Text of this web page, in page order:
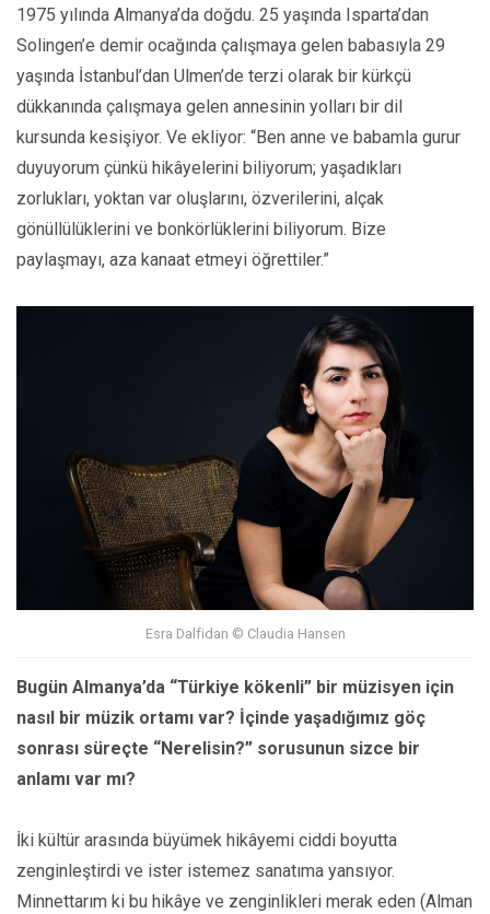
1975 yılında Almanya’da doğdu. 25 yaşında Isparta’dan
Solingen’e demir ocağında çalışmaya gelen babasıyla 29
yaşında İstanbul’dan Ulmen’de terzi olarak bir kürkçü
dükkanında çalışmaya gelen annesinin yolları bir dil
kursunda kesişiyor. Ve ekliyor: “Ben anne ve babamla gurur
duyuyorum çünkü hikâyelerini biliyorum; yaşadıkları
zorlukları, yoktan var oluşlarını, özverilerini, alçak
gönüllülüklerini ve bonkörlüklerini biliyorum. Bize
paylaşmayı, aza kanaat etmeyi öğrettiler.”
Esra Dalfidan © Claudia Hansen
Bugün Almanya’da “Türkiye kökenli” bir müzisyen için
nasıl bir müzik ortamı var? İçinde yaşadığımız göç
sonrası süreçte “Nerelisin?” sorusunun sizce bir
anlamı var mı?
İki kültür arasında büyümek hikâyemi ciddi boyutta
zenginleştirdi ve ister istemez sanatıma yansıyor.
Minnettarım ki bu hikâye ve zenginlikleri merak eden (Alman